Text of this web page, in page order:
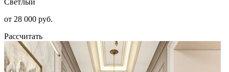
от 28 000 руб.
Рассчитать